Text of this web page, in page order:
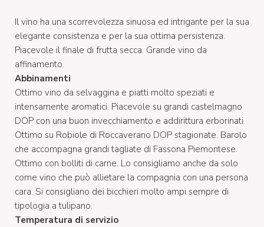
Il vino ha una scorrevolezza sinuosa ed intrigante per la sua
elegante consistenza e per la sua ottima persistenza.
Piacevole il finale di frutta secca. Grande vino da
affinamento.
Abbinamenti
Ottimo vino da selvaggina e piatti molto speziati e
intensamente aromatici. Piacevole su grandi castelmagno
DOP con una buon invecchiamento e addirittura erborinati.
Ottimo su Robiole di Roccaverano DOP stagionate. Barolo
che accompagna grandi tagliate di Fassona Piemontese.
Ottimo con bolliti di carne. Lo consigliamo anche da solo
come vino che può allietare la compagnia con una persona
cara. Si consigliano dei bicchieri molto ampi sempre di
tipologia a tulipano.
Temperatura di servizio